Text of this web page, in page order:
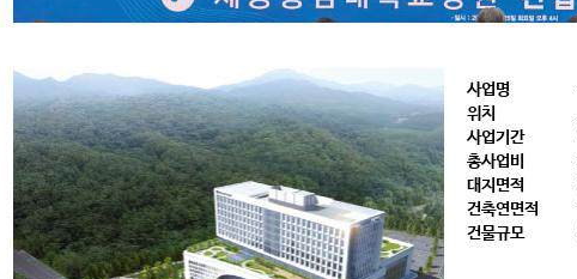
사업명
위치
사업기간
총사업비
대지면적
건축연면적
건물규모